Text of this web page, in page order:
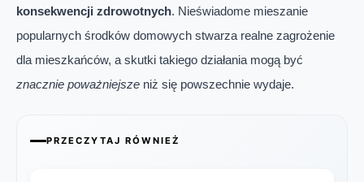
konsekwencji zdrowotnych. Nieświadome mieszanie
popularnych środków domowych stwarza realne zagrożenie
dla mieszkańców, a skutki takiego działania mogą być
znacznie poważniejsze niż się powszechnie wydaje.
PRZECZYTAJ RÓWNIEŻ